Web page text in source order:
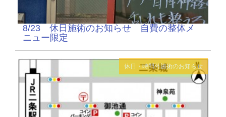
8/23 休日施術のお知らせ 自費の整体メ
ニュー限定
休日・時間外施術のお知らせ